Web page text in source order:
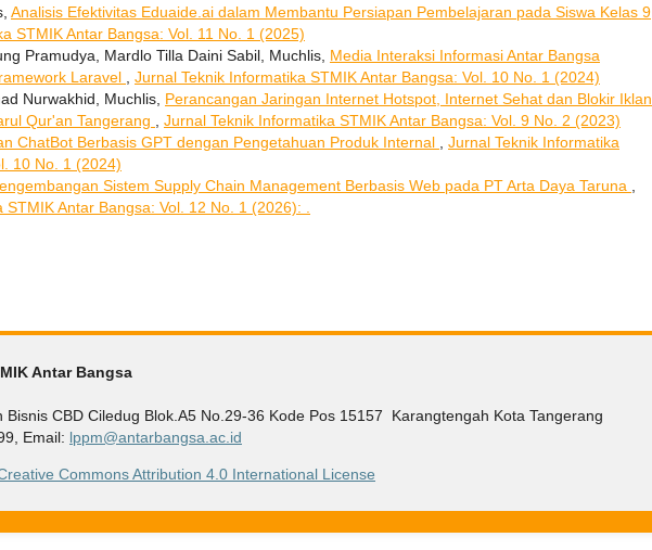
Analisis Efektivitas Eduaide.ai dalam Membantu Persiapan Pembelajaran pada Siswa Kelas 9
STMIK Antar Bangsa: Vol. 11 No. 1 (2025)
Pramudya, Mardlo Tilla Daini Sabil, Muchlis, Media Interaksi Informasi Antar Bangsa
Laravel
Jurnal Teknik Informatika STMIK Antar Bangsa: Vol. 10 No. 1 (2024)
Nurwakhid, Muchlis, Perancangan Jaringan Internet Hotspot, Internet Sehat dan Blokir Iklan
Qur'an Tangerang
Jurnal Teknik Informatika STMIK Antar Bangsa: Vol. 9 No. 2 (2023)
ChatBot Berbasis GPT dengan Pengetahuan Produk Internal
Jurnal Teknik Informatika
10 No. 1 (2024)
Sistem Supply Chain Management Berbasis Web pada PT Arta Daya Taruna
Antar Bangsa: Vol. 12 No. 1 (2026): .
Antar Bangsa
Bisnis CBD Ciledug Blok.A5 No.29-36 Kode Pos 15157 Karangtengah Kota Tangerang
Email: lppm@antarbangsa.ac.id
Commons Attribution 4.0 International License